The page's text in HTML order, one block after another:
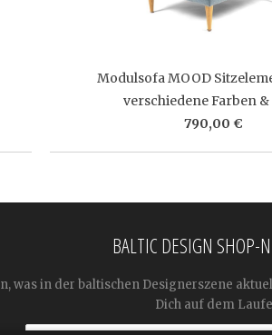
Modulsofa MOOD
verschiedene Farben &
790,00 €
BALTIC DESIGN SHOP-
was in der baltischen Designerszene
Dich auf dem